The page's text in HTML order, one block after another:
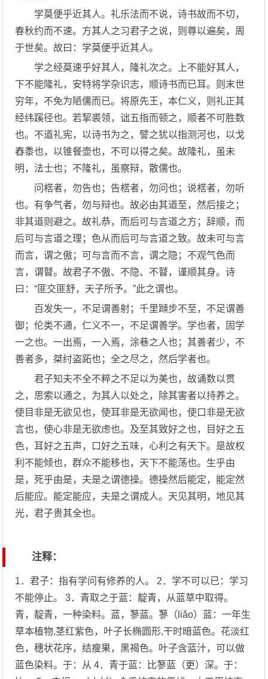
学莫便乎近其人。礼乐法而不说，诗书故而不切，
春秋约而不速。方其人之习君子之说，则尊以遍矣，周
于世矣。故曰：学莫便乎近其人。
学之经莫速乎好其人，隆礼次之。上不能好其人，
下不能隆礼，安特将学杂识志，顺诗书而已耳。则末世
穷年，不免为陋儒而已。将原先王，本仁义，则礼正其
经纬蹊径也。若挈裘领，诎五指而顿之，顺者不可胜数
也。不道礼宪，以诗书为之，譬之犹以指测河也，以戈
舂黍也，以锥餐壶也，不可以得之矣。故隆礼，虽未
明，法士也；不隆礼，虽察辩，散儒也。
问楛者，勿告也；告楛者，勿问也；说楛者，勿听
也。有争气者，勿与辩也。故必由其道至，然后接之；
非其道则避之。故礼恭，而后可与言道之方；辞顺，而
后可与言道之理；色从而后可与言道之致。故未可与言
而言，谓之傲；可与言而不言，谓之隐；不观气色而
言，谓瞽。故君子不傲、不隐、不瞽，谨顺其身。诗
曰：“匪交匪舒，天子所予。”此之谓也。
百发失一，不足谓善射；千里蹞步不至，不足谓善
御；伦类不通，仁义不一，不足谓善学。学也者，固学
一之也。一出焉，一入焉，涂巷之人也；其善者少，不
善者多，桀纣盗跖也；全之尽之，然后学者也。
君子知夫不全不粹之不足以为美也，故诵数以贯
之，思索以通之，为其人以处之，除其害者以持养之。
使目非是无欲见也，使耳非是无欲闻也，使口非是无欲
言也，使心非是无欲虑也。及至其致好之也，目好之五
色，耳好之五声，口好之五味，心利之有天下。是故权
利不能倾也，群众不能移也，天下不能荡也。生乎由
是，死乎由是，夫是之谓德操。德操然后能定，能定然
后能应。能定能应，夫是之谓成人。天见其明，地见其
光，君子贵其全也。
注释：
1．君子：指有学问有修养的人。 2．学不可以已：学习
不能停止。 3．青取之于蓝：靛青，从蓝草中取得。
青，靛青，一种染料。蓝，蓼蓝。蓼（liǎo）蓝：一年生
草本植物,茎红紫色，叶子长椭圆形,干时暗蓝色。花淡红
色，穗状花序，结瘦果，黑褐色。叶子含蓝汁，可以做
蓝色染料。于：从 4．青于蓝：比蓼蓝（更）深。于：